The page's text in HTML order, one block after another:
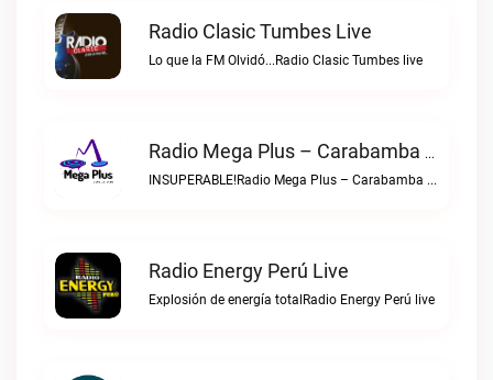
Radio Clasic Tumbes Live
Lo que la FM Olvidó...Radio Clasic Tumbes live
Radio Mega Plus – Carabamba Live
INSUPERABLE!Radio Mega Plus – Carabamba live
Radio Energy Perú Live
Explosión de energía totalRadio Energy Perú live